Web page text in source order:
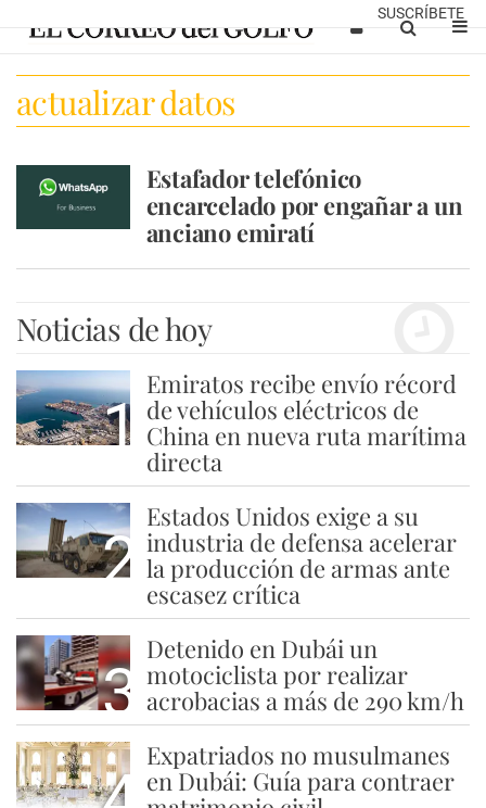
SUSCRÍBETE
actualizar datos
Estafador telefónico
encarcelado por engañar a un
anciano emiratí
Noticias de hoy
1
Emiratos recibe envío récord
de vehículos eléctricos de
China en nueva ruta marítima
directa
2
Estados Unidos exige a su
industria de defensa acelerar
la producción de armas ante
escasez crítica
3
Detenido en Dubái un
motociclista por realizar
acrobacias a más de 290 km/h
Expatriados no musulmanes
en Dubái: Guía para contraer